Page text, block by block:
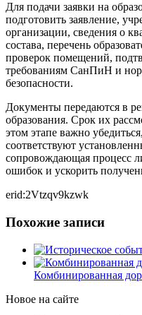
Для подачи заявки на
подготовить заявление,
организации, сведения о
состава, перечень
проверок помещений,
требованиям СанПиН и
безопасности.
Документы передаются в
образования. Срок их
этом этапе важно
соответствуют
сопровождающая процесс
ошибок и ускорить
erid:2Vtzqv9kzwk
Похожие записи
Комбинированная
Новое на сайте